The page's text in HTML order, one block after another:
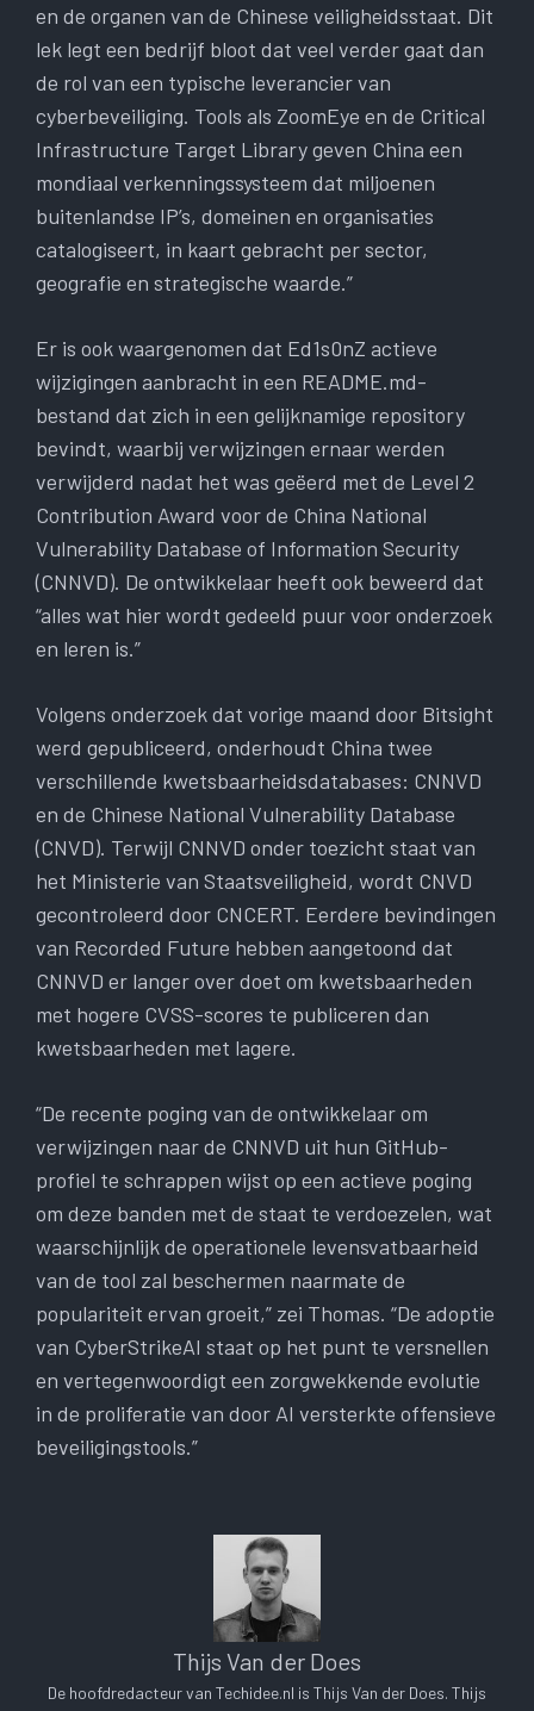
en de organen van de Chinese veiligheidsstaat. Dit
lek legt een bedrijf bloot dat veel verder gaat dan
de rol van een typische leverancier van
cyberbeveiliging. Tools als ZoomEye en de Critical
Infrastructure Target Library geven China een
mondiaal verkenningssysteem dat miljoenen
buitenlandse IP’s, domeinen en organisaties
catalogiseert, in kaart gebracht per sector,
geografie en strategische waarde.”
Er is ook waargenomen dat Ed1s0nZ actieve
wijzigingen aanbracht in een README.md-
bestand dat zich in een gelijknamige repository
bevindt, waarbij verwijzingen ernaar werden
verwijderd nadat het was geëerd met de Level 2
Contribution Award voor de China National
Vulnerability Database of Information Security
(CNNVD). De ontwikkelaar heeft ook beweerd dat
“alles wat hier wordt gedeeld puur voor onderzoek
en leren is.”
Volgens onderzoek dat vorige maand door Bitsight
werd gepubliceerd, onderhoudt China twee
verschillende kwetsbaarheidsdatabases: CNNVD
en de Chinese National Vulnerability Database
(CNVD). Terwijl CNNVD onder toezicht staat van
het Ministerie van Staatsveiligheid, wordt CNVD
gecontroleerd door CNCERT. Eerdere bevindingen
van Recorded Future hebben aangetoond dat
CNNVD er langer over doet om kwetsbaarheden
met hogere CVSS-scores te publiceren dan
kwetsbaarheden met lagere.
“De recente poging van de ontwikkelaar om
verwijzingen naar de CNNVD uit hun GitHub-
profiel te schrappen wijst op een actieve poging
om deze banden met de staat te verdoezelen, wat
waarschijnlijk de operationele levensvatbaarheid
van de tool zal beschermen naarmate de
populariteit ervan groeit,” zei Thomas. “De adoptie
van CyberStrikeAI staat op het punt te versnellen
en vertegenwoordigt een zorgwekkende evolutie
in de proliferatie van door AI versterkte offensieve
beveiligingstools.”
Thijs Van der Does
De hoofdredacteur van Techidee.nl is Thijs Van der Does. Thijs